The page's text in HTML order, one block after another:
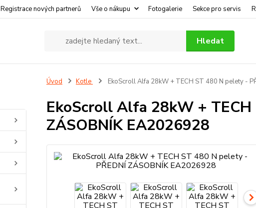
Registrace nových partnerů Vše o nákupu Fotogalerie Sekce pro servis
Hledat
Úvod Kotle EkoScroll Alfa 28kW + TECH ST 480 N pelety -
EkoScroll Alfa 28kW +
ZÁSOBNÍK EA2026928